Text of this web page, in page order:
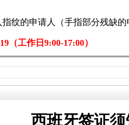
纹的申请人（手指部分残缺
（工作日9:00-17:00）
西班牙签证须